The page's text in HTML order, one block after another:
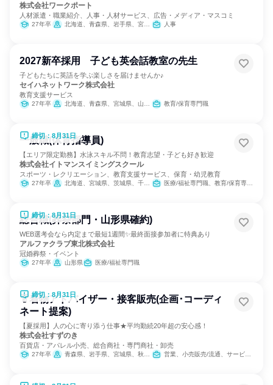
株式会社ワークポート
人材派遣・職業紹介、人事・人材サービス、広告・メディア・マスコミ
27年卒 北海道、青森県、岩手県、宮城県、秋田県、山形県、福島県、茨城県、栃木県、群馬県、埼玉県、千葉県、東京都、神奈川県、新潟県、富山県、石川県、福井県、山梨県、長野県、岐阜県、静岡県、愛知県、三重県、滋賀県、京都府、大阪府、兵庫県、奈良県、和歌山県、鳥取県、島根県、岡山県、広島県、山口県、徳島県、香川県、愛媛県、高知県、福岡県、佐賀県、長崎県、熊本県、大分県、宮崎県、鹿児島県、沖縄県 人事
2027新卒採用 子ども英会話教室の先生
子どもたちに英語を学ぶ楽しさを届けませんか♪
セイハネットワーク株式会社
教育支援サービス
27年卒 北海道、青森県、宮城県、山形県、福島県、茨城県、群馬県、埼玉県、千葉県、東京都、神奈川県、新潟県、富山県、石川県、福井県、山梨県、長野県、岐阜県、静岡県、愛知県、三重県、滋賀県、京都府、大阪府、兵庫県、奈良県、和歌山県、鳥取県、島根県、岡山県、広島県、山口県、徳島県、香川県、愛媛県、福岡県、佐賀県、長崎県、熊本県、大分県、宮崎県、鹿児島県、沖縄県 教育/保育専門職
締切：8月31日
一般職(体育指導員)
【エリア限定勤務】水泳スキル不問！教育志望・子ども好き歓迎
株式会社イトマンスイミングスクール
スポーツ・レクリエーション、教育支援サービス、保育・幼児教育
27年卒 北海道、宮城県、茨城県、千葉県、東京都、神奈川県、静岡県、愛知県、三重県、京都府、大阪府、兵庫県、奈良県、福岡県 医療/福祉専門職、教育/保育専門職
締切：8月31日
総合職(葬祭部門・山形県確約)
WEB選考会なら内定まで最短1週間✨最終面接参加者に特典あり
アルファクラブ東北株式会社
冠婚葬祭・イベント
27年卒 山形県 医療/福祉専門職
締切：8月31日
👘着物アドバイザー・接客販売(企画･コーディ
ネート提案)
【夏採用】人の心に寄り添う仕事★平均勤続20年超の安心感！
株式会社すずのき
百貨店・アパレル小売、総合商社・専門商社・卸売
27年卒 青森県、岩手県、宮城県、秋田県、福島県、茨城県、埼玉県、千葉県、東京都、神奈川県、新潟県、静岡県 営業、小売販売/流通、サービス/接客